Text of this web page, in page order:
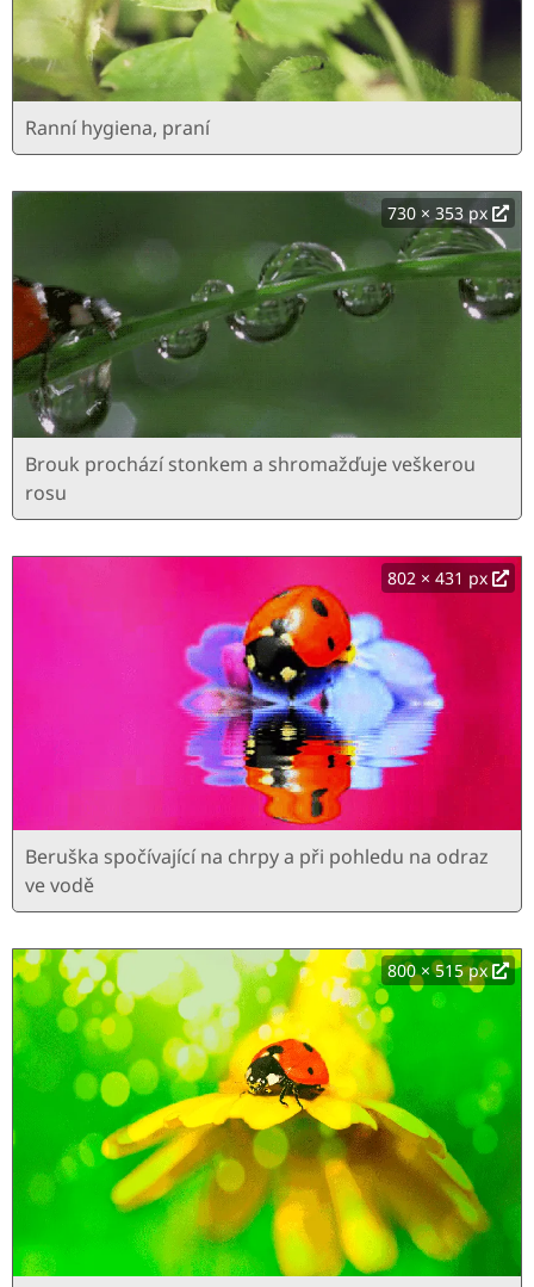
Ranní hygiena, praní
730 × 353 px
Brouk prochází stonkem a shromažďuje veškerou
rosu
802 × 431 px
Beruška spočívající na chrpy a při pohledu na odraz
ve vodě
800 × 515 px